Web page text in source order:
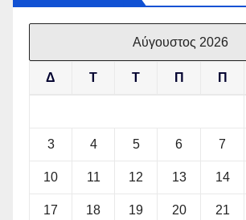
Αύγουστος 2026
Δ Τ Τ Π Π
3 4 5 6 7
10 11 12 13 14
17 18 19 20 21